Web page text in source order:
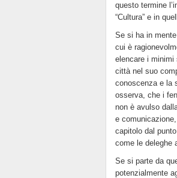
questo termine
“Cultura” e in
Se si ha in
cui è
elencare i
città nel suo
conoscenza e la
osserva, che i
non è avulso
e
capitolo dal
come le deleghe
Se si parte da
potenzialmente